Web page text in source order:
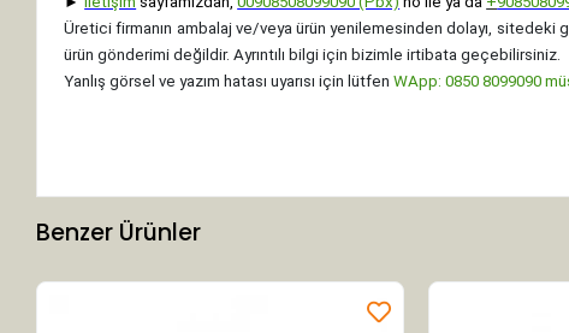
Üretici firmanın ambalaj ve/veya ürün yenilemesinden dolayı,
ürün gönderimi değildir. Ayrıntılı bilgi için bizimle irtibata geçebilirsiniz.
Yanlış görsel ve yazım hatası uyarısı için lütfenWApp: 0850 8099090
Benzer Ürünler